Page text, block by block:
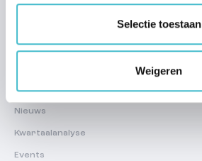
Selectie toestaan
Weigeren
Over ons
Werken bij Hans
Word ambassadeur van Hans
Nieuws
Kwartaalanalyse
Events